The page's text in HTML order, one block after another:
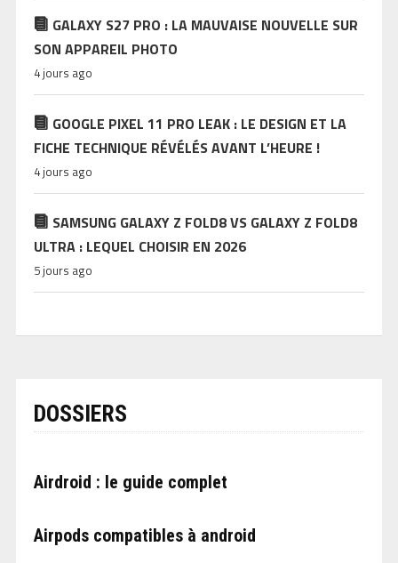
GALAXY S27 PRO : LA MAUVAISE NOUVELLE SUR
SON APPAREIL PHOTO
4 jours ago
GOOGLE PIXEL 11 PRO LEAK : LE DESIGN ET LA
FICHE TECHNIQUE RÉVÉLÉS AVANT L’HEURE !
4 jours ago
SAMSUNG GALAXY Z FOLD8 VS GALAXY Z FOLD8
ULTRA : LEQUEL CHOISIR EN 2026
5 jours ago
DOSSIERS
Airdroid : le guide complet
Airpods compatibles à android